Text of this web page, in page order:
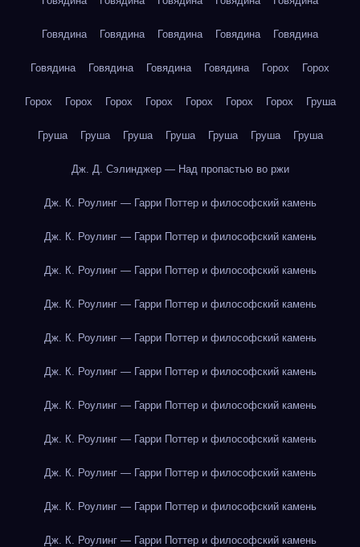
Говядина Говядина Говядина Говядина Говядина
Говядина Говядина Говядина Говядина Горох Горох
Горох Горох Горох Горох Горох Горох Горох Груша
Груша Груша Груша Груша Груша Груша Груша
Дж. Д. Сэлинджер — Над пропастью во ржи
Дж. К. Роулинг — Гарри Поттер и философский камень
Дж. К. Роулинг — Гарри Поттер и философский камень
Дж. К. Роулинг — Гарри Поттер и философский камень
Дж. К. Роулинг — Гарри Поттер и философский камень
Дж. К. Роулинг — Гарри Поттер и философский камень
Дж. К. Роулинг — Гарри Поттер и философский камень
Дж. К. Роулинг — Гарри Поттер и философский камень
Дж. К. Роулинг — Гарри Поттер и философский камень
Дж. К. Роулинг — Гарри Поттер и философский камень
Дж. К. Роулинг — Гарри Поттер и философский камень
Дж. К. Роулинг — Гарри Поттер и философский камень